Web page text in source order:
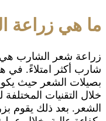
ما هي زراعة
زراعة شعر الشارب
شارب أكثر امتلاءً. في
بصيلات الشعر حيث
خلال التقنيات
الشعر. بعد ذلك يقوم